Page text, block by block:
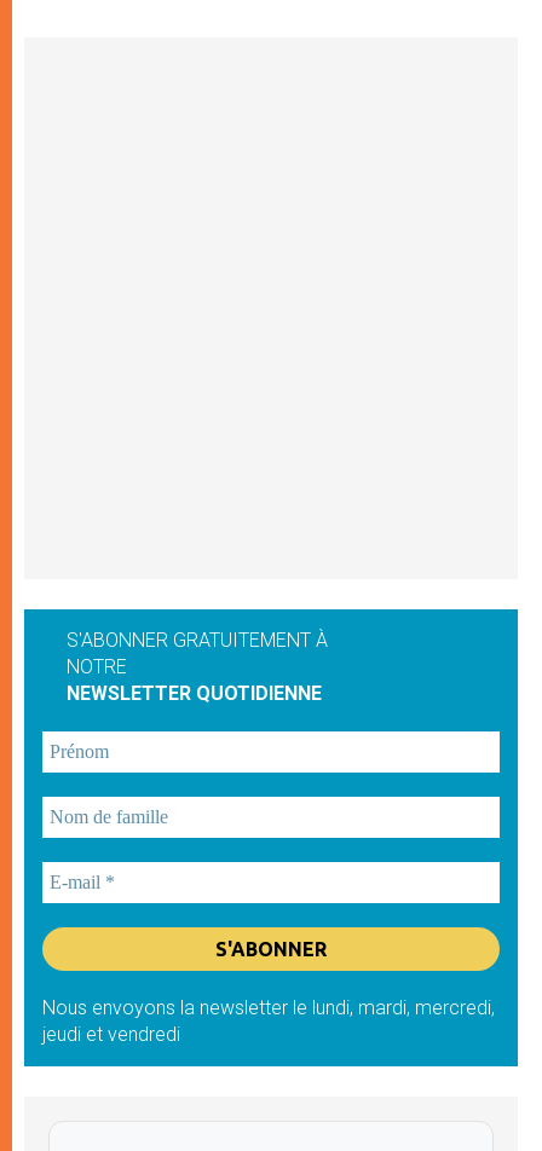
S'ABONNER GRATUITEMENT À
NOTRE
NEWSLETTER QUOTIDIENNE
Nous envoyons la newsletter le lundi, mardi, mercredi,
jeudi et vendredi